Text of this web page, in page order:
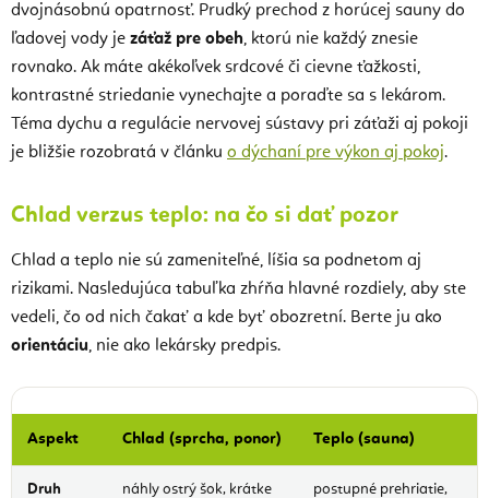
dvojnásobnú opatrnosť. Prudký prechod z horúcej sauny do
ľadovej vody je záťaž pre obeh, ktorú nie každý znesie
rovnako. Ak máte akékoľvek srdcové či cievne ťažkosti,
kontrastné striedanie vynechajte a poraďte sa s lekárom.
Téma dychu a regulácie nervovej sústavy pri záťaži aj pokoji
je bližšie rozobratá v článku o dýchaní pre výkon aj pokoj.
Chlad verzus teplo: na čo si dať pozor
Chlad a teplo nie sú zameniteľné, líšia sa podnetom aj
rizikami. Nasledujúca tabuľka zhŕňa hlavné rozdiely, aby ste
vedeli, čo od nich čakať a kde byť obozretní. Berte ju ako
orientáciu, nie ako lekársky predpis.
Aspekt Chlad (sprcha, ponor) Teplo (sauna)
Druh
náhly ostrý šok, krátke
postupné prehriatie,